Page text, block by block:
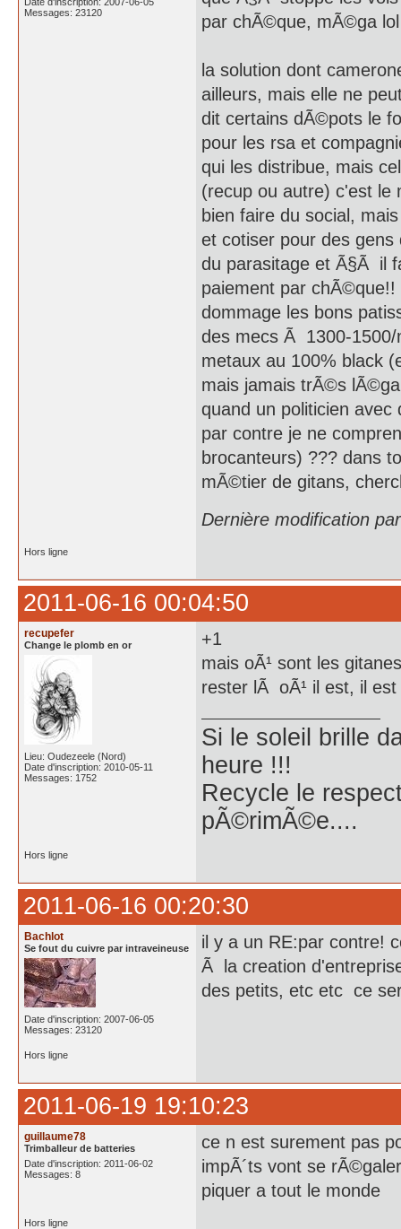
Messages: 23120
par chÃ©que, mÃ©ga
la solution dont
ailleurs, mais elle ne
dit certains dÃ©pots le
pour les rsa et
qui les distribue, mais
(recup ou autre) c'est le
bien faire du social,
et cotiser pour des
du parasitage et Ã§Ã il
paiement par chÃ©que!!
dommage les bons
des mecs Ã 1300-
metaux au 100% black
mais jamais trÃ©s
quand un politicien avec
par contre je ne
brocanteurs) ??? dans
mÃ©tier de gitans,
Dernière modification
Hors ligne
2011-06-16 00:04:50
recupefer
Change le plomb en or
Lieu: Oudezeele (Nord)
Date d'inscription: 2010-05-11
Messages: 1752
+1
mais oÃ¹ sont les
rester lÃ oÃ¹ il est, il
Si le soleil brille
heure !!!
Recycle le
pÃ©rimÃ©e....
Hors ligne
2011-06-16 00:20:30
Bachlot
Se fout du cuivre par intraveineuse
Date d'inscription: 2007-06-05
Messages: 23120
il y a un RE:par contre!
Ã la creation
des petits, etc etc ce
Hors ligne
2011-06-19 19:10:23
guillaume78
Trimballeur de batteries
Date d'inscription: 2011-06-02
Messages: 8
ce n est surement pas
impÃ´ts vont se
piquer a tout le monde
Hors ligne